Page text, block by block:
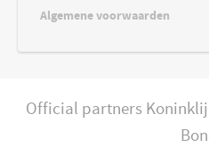
Algemene voorwaarden
Official partners